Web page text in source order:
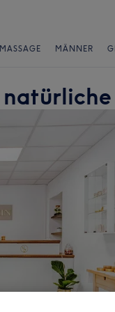
MASSAGE MÄNNER